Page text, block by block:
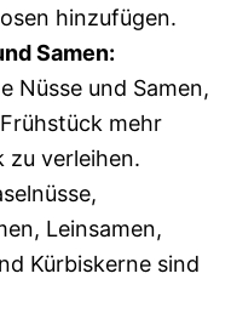
hinzufügen.
Samen:
Nüsse und Samen,
mehr
zu verleihen.
Leinsamen,
Kürbiskerne sind